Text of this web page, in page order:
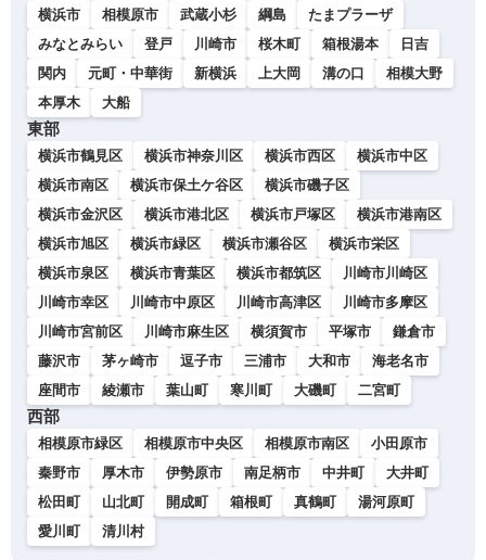
横浜市 相模原市 武蔵小杉 綱島
たまプラーザ
みなとみらい
登戸 川崎市 桜木町 箱根湯本
日吉
関内
元町・中華街 新横浜 上大岡 溝の口
相模大野
本厚木
大船
東部
横浜市鶴見区 横浜市神奈川区 横浜市西区
横浜市中区
横浜市南区
横浜市保土ケ谷区
横浜市磯子区
横浜市金沢区
横浜市港北区 横浜市戸塚区
横浜市港南区
横浜市旭区
横浜市緑区 横浜市瀬谷区
横浜市栄区
横浜市泉区
横浜市青葉区 横浜市都筑区
川崎市川崎区
川崎市幸区
川崎市中原区 川崎市高津区
川崎市多摩区
川崎市宮前区
川崎市麻生区 横須賀市 平塚市
鎌倉市
藤沢市
茅ヶ崎市 逗子市 三浦市 大和市
海老名市
座間市
綾瀬市 葉山町 寒川町 大磯町 二宮町
西部
相模原市緑区 相模原市中央区 相模原市南区
小田原市
秦野市
厚木市 伊勢原市 南足柄市 中井町
大井町
松田町
山北町 開成町 箱根町 真鶴町
湯河原町
愛川町
清川村